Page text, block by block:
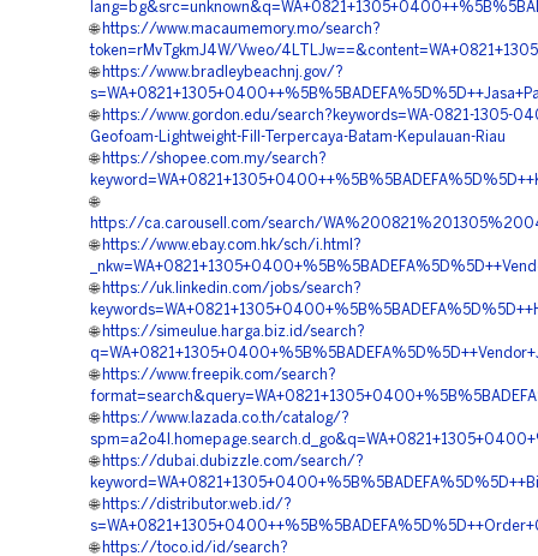
🌐 https://www.macaumemory.mo/search?
token=rMvTgkmJ4W/Vweo/
🌐 https://www.bradleybeachnj.gov/?
🌐 https://www.gordon.edu/search?keywords=WA-0821-1305-
Geofoam-Lightweight-Fill-Terpercaya-Batam-Kepulauan-Riau
🌐 https://shopee.com.my/search?
🌐
https://ca.carousell.com/search/
🌐 https://www.ebay.com.hk/sch/i.html?
🌐 https://uk.linkedin.com/jobs/search?
🌐 https://simeulue.harga.biz.id/search?
🌐 https://www.freepik.com/search?
🌐 https://www.lazada.co.th/catalog/?
🌐 https://dubai.dubizzle.com/search/?
🌐 https://distributor.web.id/?
🌐 https://toco.id/id/search?